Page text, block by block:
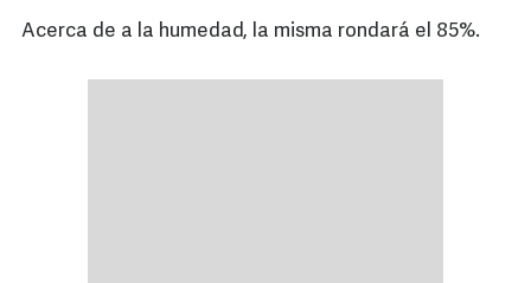
Acerca de a la humedad, la misma rondará el 85%.